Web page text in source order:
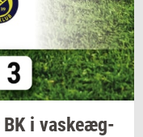
BK i va­ske­æg­